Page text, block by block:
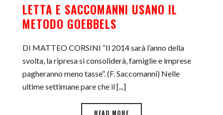
LETTA E SACCOMANNI USANO IL
METODO GOEBBELS
DI MATTEO CORSINI “Il 2014 sarà l’anno della
svolta, la ripresa si consoliderà, famiglie e imprese
pagheranno meno tasse”. (F. Saccomanni) Nelle
ultime settimane pare che il [...]
READ MORE